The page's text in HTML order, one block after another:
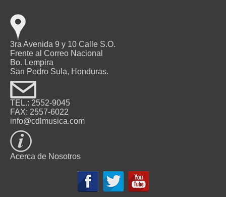
3ra Avenida 9 y 10 Calle S.O.
Frente al Correo Nacional
Bo. Lempira
San Pedro Sula, Honduras.
TEL.: 2552-9045
FAX: 2557-6022
info@cdlmusica.com
Acerca de Nosotros